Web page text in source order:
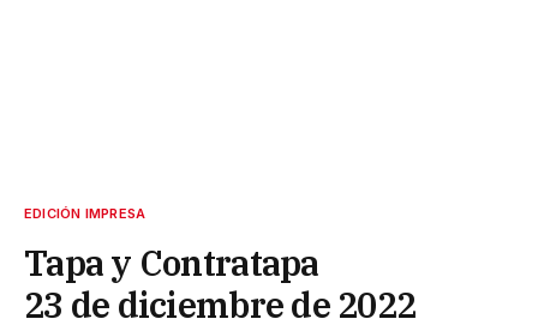
EDICIÓN IMPRESA
Tapa y Contratapa
23 de diciembre de 2022